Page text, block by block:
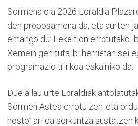
Sormenaldia 2026 Loraldia
den proposamena da, eta aurten
emango du: Lekeition errotutako
Xemein gehituta, bi herrietan sei
programazio trinkoa eskainiko da.
Duela lau urte Loraldiak
Sormen Astea errotu zen, eta
hosto” ari da sorkuntza sustatzen